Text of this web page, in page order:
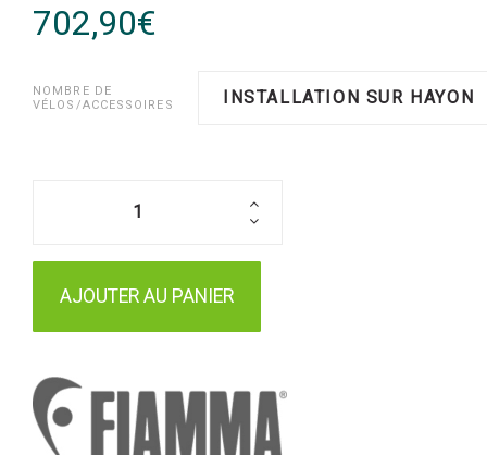
702,90€
NOMBRE DE
VÉLOS/ACCESSOIRES
INSTALLATION SUR HAYON
AJOUTER AU PANIER